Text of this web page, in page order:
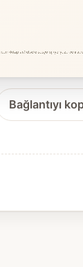
Bağlantıyı